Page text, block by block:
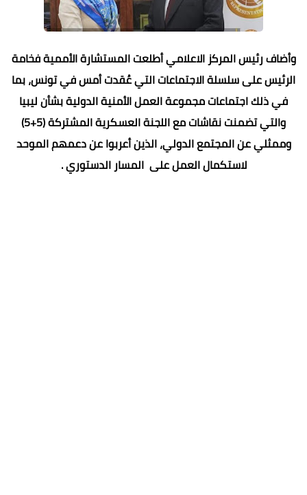
وأضاف رئيس المركز الاعلامي أطلعت المستشارة الأممية فخامة
الرئيس على سلسلة الاجتماعات التي عُقدت أمس في تونس، بما
في ذلك اجتماعات مجموعة العمل الأمنية الدولية بشأن ليبيا
والتي تضمنت نقاشات مع اللجنة العسكرية المشتركة (5+5)
وممثلي عن المجتمع الدولي، الذين أعربوا عن دعمهم الموحد
لاستكمال العمل على المسار الدستوري .